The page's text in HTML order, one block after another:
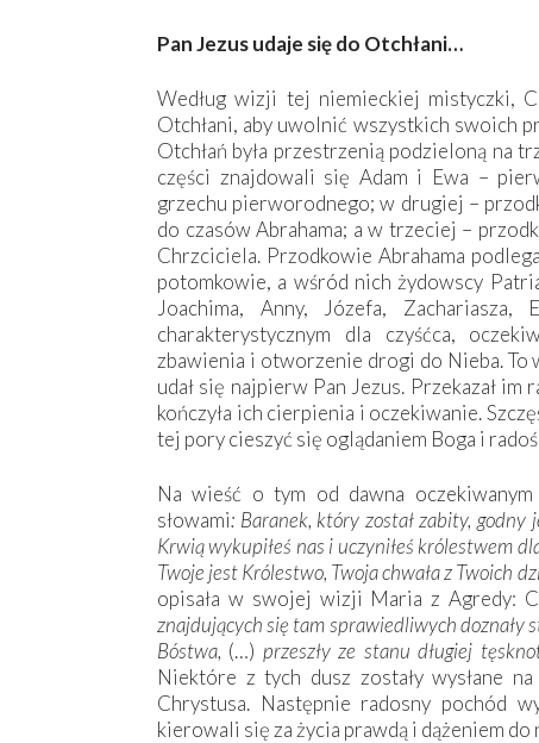
Pan Jezus udaje się do Otchłani…
Według wizji tej niemieckiej mistyczki,
Otchłani, aby uwolnić wszystkich swoich
Otchłań była przestrzenią podzieloną na
części znajdowali się Adam i Ewa –
grzechu pierworodnego; w drugiej –
do czasów Abrahama; a w trzeciej –
Chrzciciela. Przodkowie Abrahama
potomkowie, a wśród nich żydowscy
Joachima, Anny, Józefa,
charakterystycznym dla czyśćca,
zbawienia i otworzenie drogi do Nieba. To
udał się najpierw Pan Jezus. Przekazał
kończyła ich cierpienia i oczekiwanie.
tej pory cieszyć się oglądaniem Boga i
Na wieść o tym od dawna
słowami: Baranek, który został zabity, godny
Krwią wykupiłeś nas i uczyniłeś królestwem
Twoje jest Królestwo, Twoja chwała z Twoich
opisała w swojej wizji Maria z Agredy: C
znajdujących się tam sprawiedliwych doznały
Bóstwa, (…) przeszły ze stanu długiej
Niektóre z tych dusz zostały wysłane
Chrystusa. Następnie radosny pochód
kierowali się za życia prawdą i dążeniem do